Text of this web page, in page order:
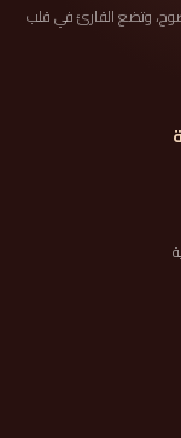
وتضع القارئ في قلب